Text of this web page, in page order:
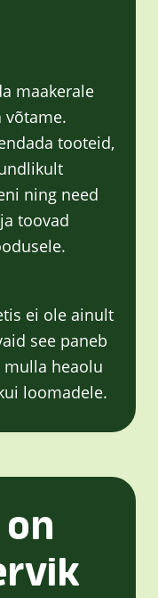
maakerale
võtame.
tooteid,
ning need
toovad
ei ole ainult
see paneb
heaolu
loomadele.
on